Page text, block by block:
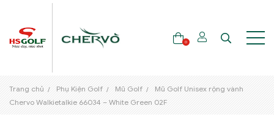
THƯƠNG HIỆU
0
Trang chủ Phụ Kiện Golf Mũ Golf
Mũ Golf Unisex rộng vành
Chervo Walkietalkie 66034 – White Green 02F